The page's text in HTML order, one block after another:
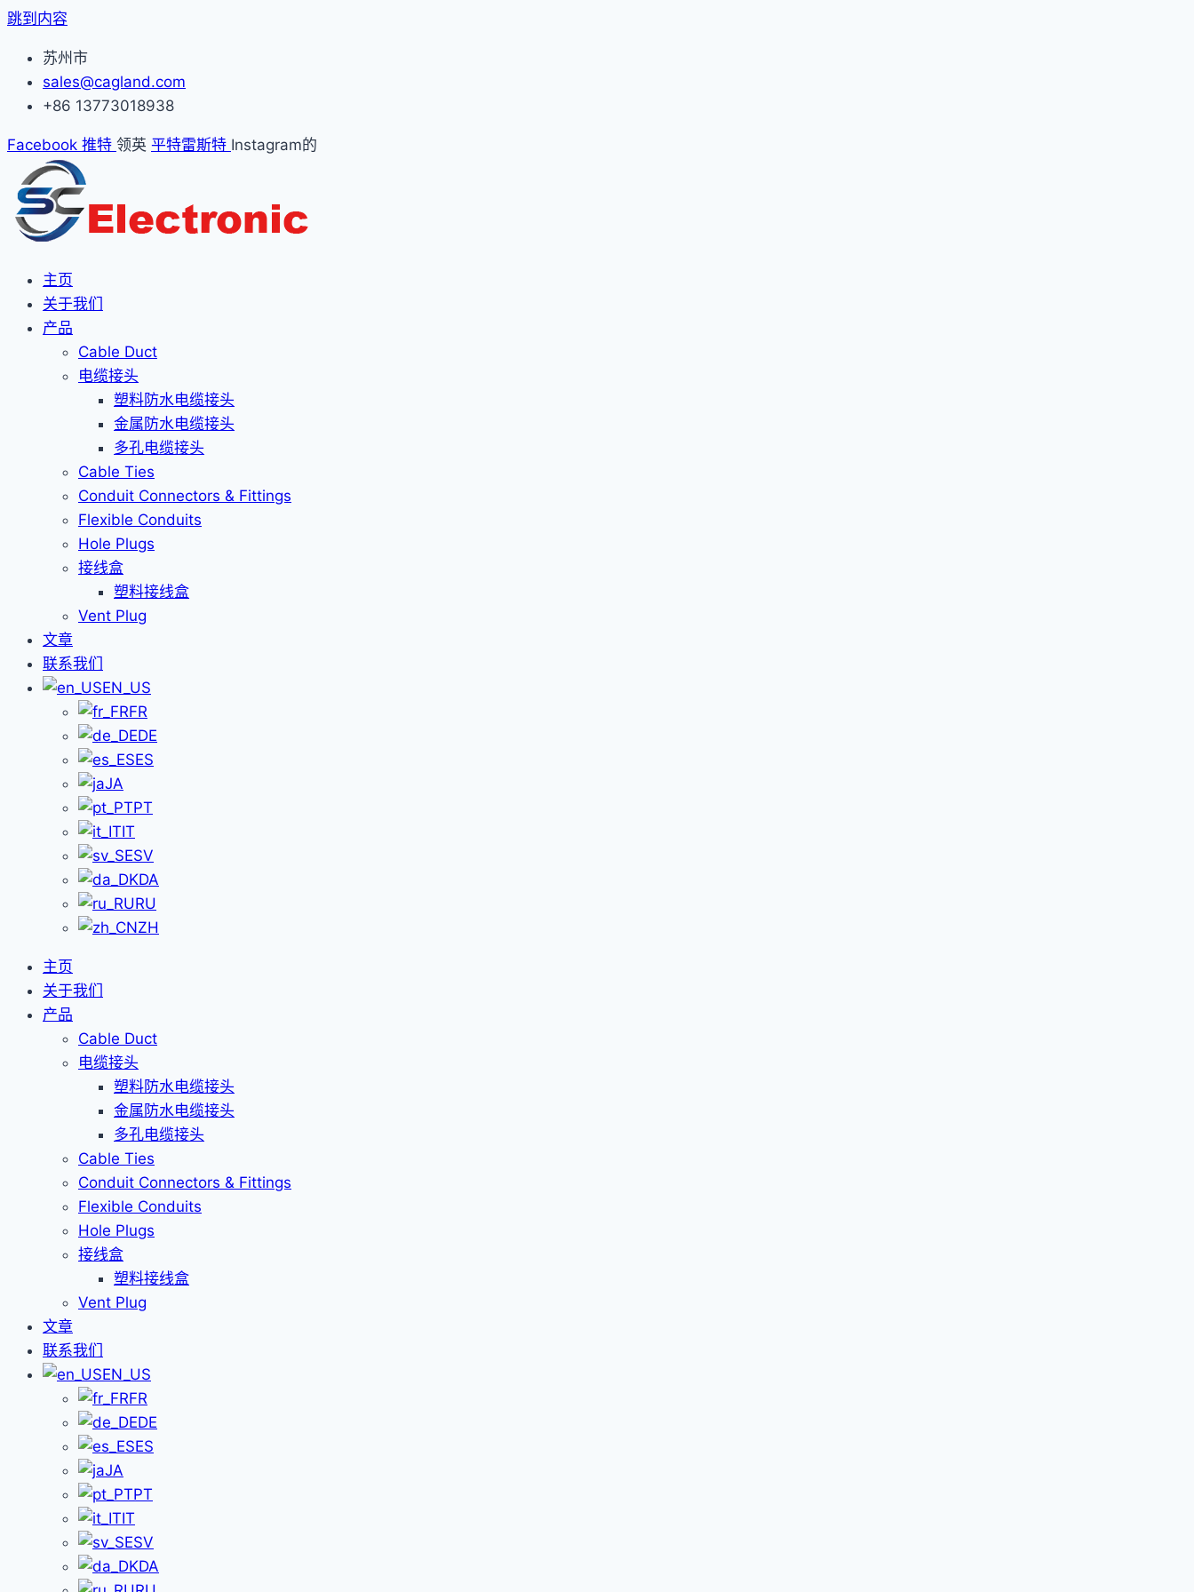
跳到内容
苏州市
sales@cagland.com
+86 13773018938
Facebook 推特 领英 平特雷斯特 Instagram的
主页
关于我们
产品
Cable Duct
电缆接头
塑料防水电缆接头
金属防水电缆接头
多孔电缆接头
Cable Ties
Conduit Connectors & Fittings
Flexible Conduits
Hole Plugs
接线盒
塑料接线盒
Vent Plug
文章
联系我们
EN_US
FR
DE
ES
JA
PT
IT
SV
DA
RU
ZH
主页
关于我们
产品
Cable Duct
电缆接头
塑料防水电缆接头
金属防水电缆接头
多孔电缆接头
Cable Ties
Conduit Connectors & Fittings
Flexible Conduits
Hole Plugs
接线盒
塑料接线盒
Vent Plug
文章
联系我们
EN_US
FR
DE
ES
JA
PT
IT
SV
DA